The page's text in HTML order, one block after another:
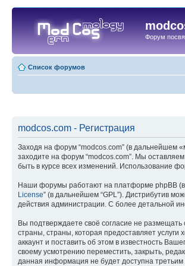
Форум
Список форумов
modcos.com - Регистрация
Заходя на форум “modcos.com” (в дальнейшем
заходите на форум “modcos.com”. Мы
быть в курсе всех изменений. Использование
Наши форумы работают на платформе phpBB (в
License” (в дальнейшем “GPL”). Дистрибутив
действия администрации. С более детальной
Вы подтверждаете своё согласие не
страны, страны, которая предоставляет
аккаунт и поставить об этом в известность
своему усмотрению переместить, закрыть,
данная информация не будет доступна третьим